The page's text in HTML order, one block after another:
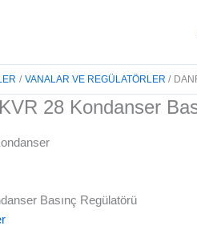
VANALAR VE REGÜLATÖRLER
28 Kondanser
Basınç Regülatörü